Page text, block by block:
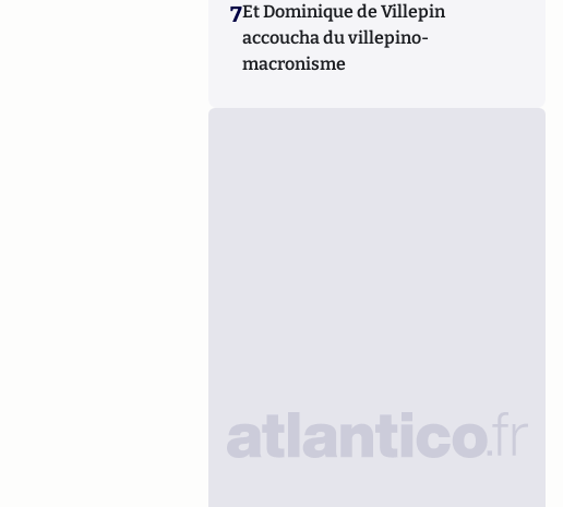
7Et Dominique de Villepin
accoucha du villepino-
macronisme